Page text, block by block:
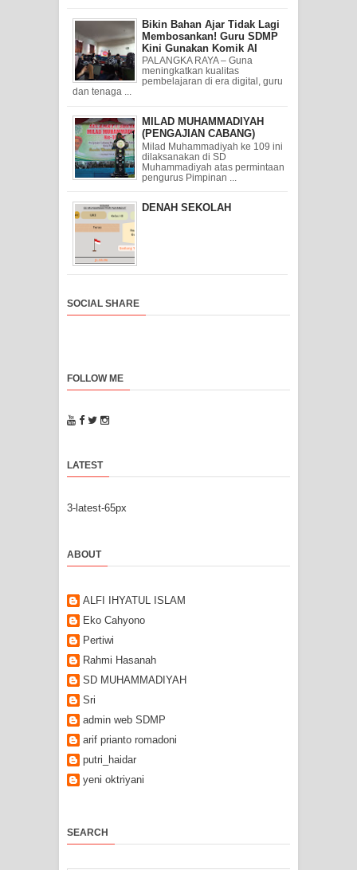
Bikin Bahan Ajar Tidak Lagi
Membosankan! Guru SDMP
Kini Gunakan Komik AI
PALANGKA RAYA – Guna
meningkatkan kualitas
pembelajaran di era digital, guru
dan tenaga ...
MILAD MUHAMMADIYAH
(PENGAJIAN CABANG)
Milad Muhammadiyah ke 109 ini
dilaksanakan di SD
Muhammadiyah atas permintaan
pengurus Pimpinan ...
DENAH SEKOLAH
SOCIAL SHARE
FOLLOW ME
LATEST
3-latest-65px
ABOUT
ALFI IHYATUL ISLAM
Eko Cahyono
Pertiwi
Rahmi Hasanah
SD MUHAMMADIYAH
Sri
admin web SDMP
arif prianto romadoni
putri_haidar
yeni oktriyani
SEARCH